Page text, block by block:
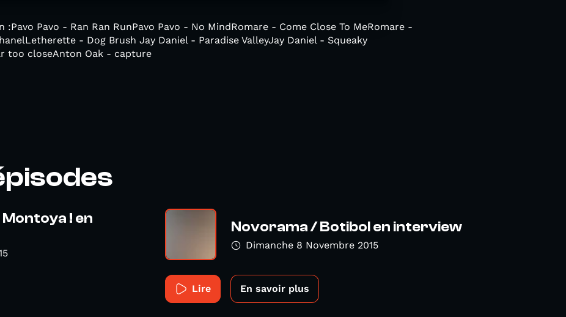
:Pavo Pavo - Ran Ran RunPavo Pavo - No MindRomare - Come Close To MeRomare -
- Dog Brush Jay Daniel - Paradise ValleyJay Daniel - Squeaky
too closeAnton Oak - capture
! en
Novorama / Botibol en interview
Dimanche 8 Novembre 2015
Lire En savoir plus